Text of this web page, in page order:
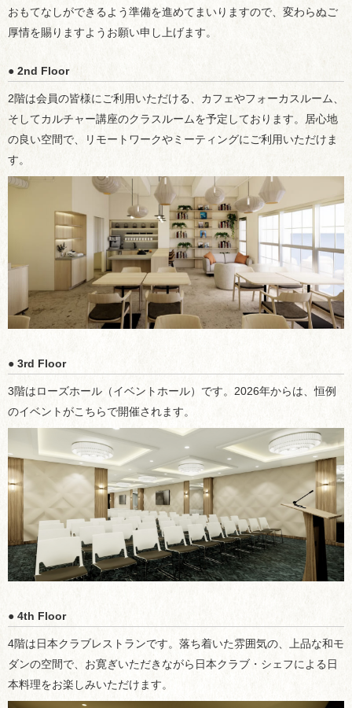
おもてなしができるよう準備を進めてまいりますので、変わらぬご
厚情を賜りますようお願い申し上げます。
● 2nd Floor
2階は会員の皆様にご利用いただける、カフェやフォーカスルーム、
そしてカルチャー講座のクラスルームを予定しております。居心地
の良い空間で、リモートワークやミーティングにご利用いただけま
す。
● 3rd Floor
3階はローズホール（イベントホール）です。2026年からは、恒例
のイベントがこちらで開催されます。
● 4th Floor
4階は日本クラブレストランです。落ち着いた雰囲気の、上品な和モ
ダンの空間で、お寛ぎいただきながら日本クラブ・シェフによる日
本料理をお楽しみいただけます。